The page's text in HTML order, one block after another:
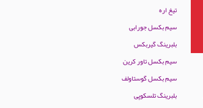
تیغ اره
سیم بکسل جورابی
بلبرینگ گیربکس
سیم بکسل تاور کرین
سیم بکسل گوستاولف
بلبرینگ تلسکوپی